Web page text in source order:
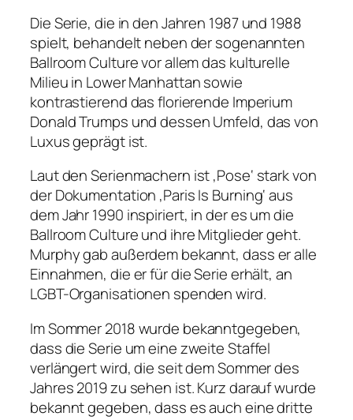
Die Serie, die in den Jahren 1987 und 1988
spielt, behandelt neben der sogenannten
Ballroom Culture vor allem das kulturelle
Milieu in Lower Manhattan sowie
kontrastierend das florierende Imperium
Donald Trumps und dessen Umfeld, das von
Luxus geprägt ist.
Laut den Serienmachern ist ‚Pose‘ stark von
der Dokumentation ‚Paris Is Burning‘ aus
dem Jahr 1990 inspiriert, in der es um die
Ballroom Culture und ihre Mitglieder geht.
Murphy gab außerdem bekannt, dass er alle
Einnahmen, die er für die Serie erhält, an
LGBT-Organisationen spenden wird.
Im Sommer 2018 wurde bekanntgegeben,
dass die Serie um eine zweite Staffel
verlängert wird, die seit dem Sommer des
Jahres 2019 zu sehen ist. Kurz darauf wurde
bekannt gegeben, dass es auch eine dritte